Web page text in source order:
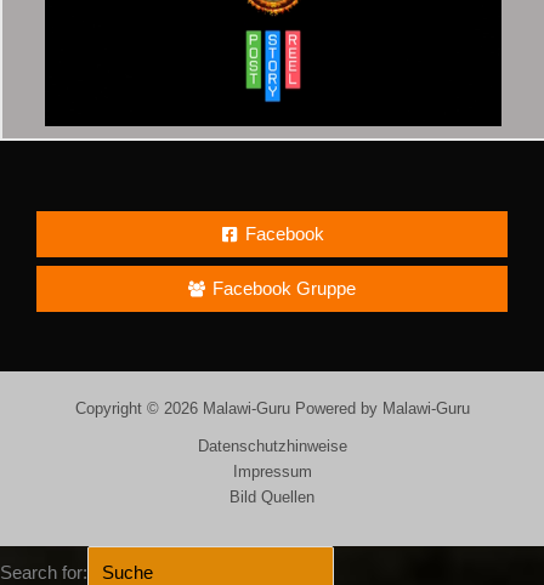
Facebook
Facebook Gruppe
Copyright © 2026 Malawi-Guru Powered by Malawi-Guru
Datenschutzhinweise
Impressum
Bild Quellen
Search for: